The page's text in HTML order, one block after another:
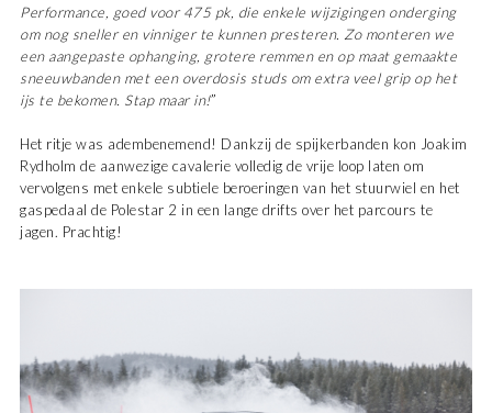
Performance, goed voor 475 pk, die enkele wijzigingen onderging
om nog sneller en vinniger te kunnen presteren. Zo monteren we
een aangepaste ophanging, grotere remmen en op maat gemaakte
sneeuwbanden met een overdosis studs om extra veel grip op het
ijs te bekomen. Stap maar in!”
Het ritje was adembenemend! Dankzij de spijkerbanden kon Joakim
Rydholm de aanwezige cavalerie volledig de vrije loop laten om
vervolgens met enkele subtiele beroeringen van het stuurwiel en het
gaspedaal de Polestar 2 in een lange drifts over het parcours te
jagen. Prachtig!